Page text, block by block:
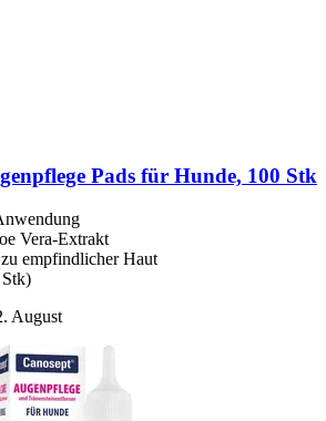
Pads für Hunde, 100 Stk
Vera-Extrakt
empfindlicher Haut
August